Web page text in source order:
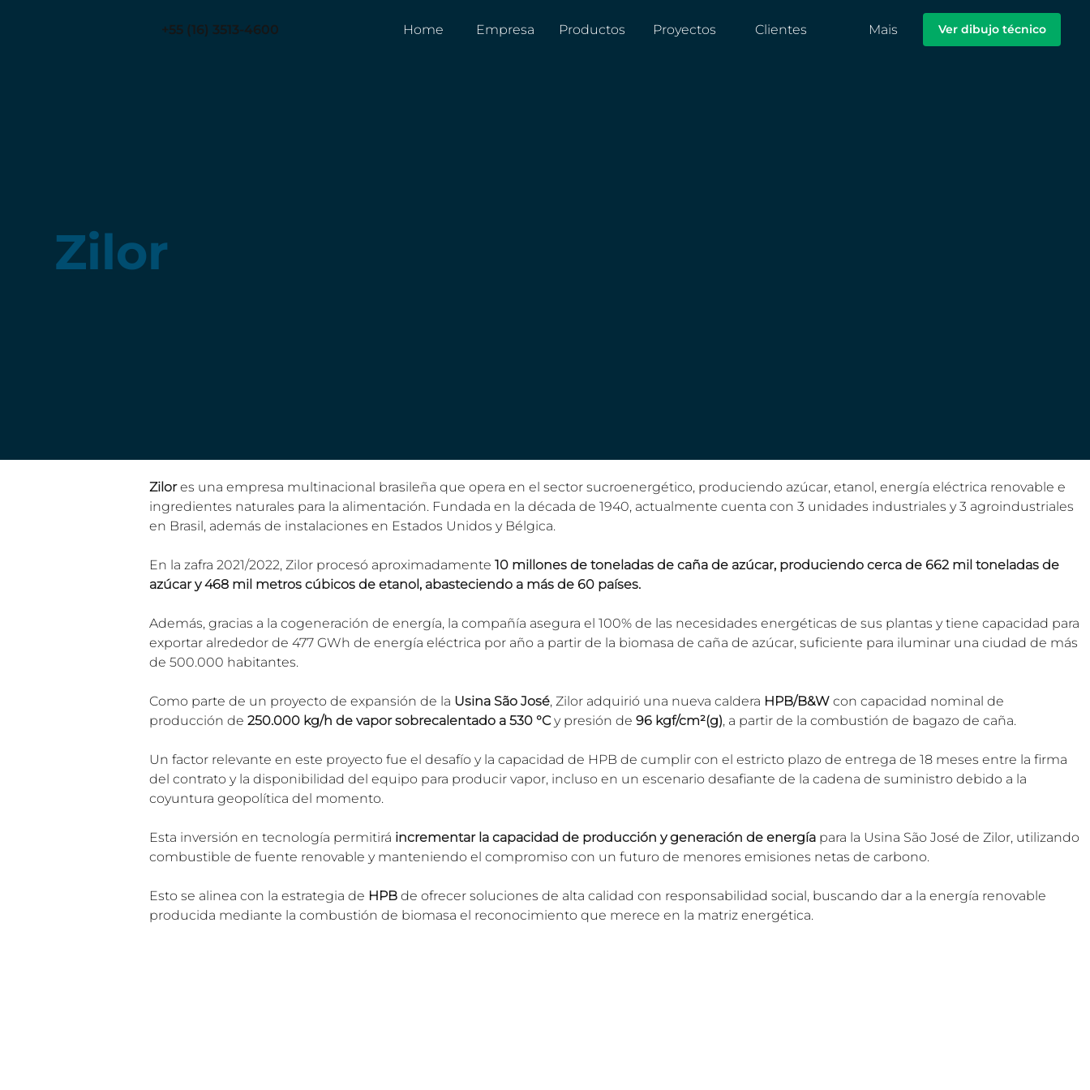
+55 (16) 3513-4600 Home Empresa Productos Proyectos Clientes Mais Ver dibujo técnico
Zilor
Zilor es una empresa multinacional brasileña que opera en el sector sucroenergético, produciendo azúcar, etanol, energía eléctrica renovable e
ingredientes naturales para la alimentación. Fundada en la década de 1940, actualmente cuenta con 3 unidades industriales y 3 agroindustriales
en Brasil, además de instalaciones en Estados Unidos y Bélgica.
En la zafra 2021/2022, Zilor procesó aproximadamente 10 millones de toneladas de caña de azúcar, produciendo cerca de 662 mil toneladas de
azúcar y 468 mil metros cúbicos de etanol, abasteciendo a más de 60 países.
Además, gracias a la cogeneración de energía, la compañía asegura el 100% de las necesidades energéticas de sus plantas y tiene capacidad para
exportar alrededor de 477 GWh de energía eléctrica por año a partir de la biomasa de caña de azúcar, suficiente para iluminar una ciudad de más
de 500.000 habitantes.
Como parte de un proyecto de expansión de la Usina São José, Zilor adquirió una nueva caldera HPB/B&W con capacidad nominal de
producción de 250.000 kg/h de vapor sobrecalentado a 530 °C y presión de 96 kgf/cm²(g), a partir de la combustión de bagazo de caña.
Un factor relevante en este proyecto fue el desafío y la capacidad de HPB de cumplir con el estricto plazo de entrega de 18 meses entre la firma
del contrato y la disponibilidad del equipo para producir vapor, incluso en un escenario desafiante de la cadena de suministro debido a la
coyuntura geopolítica del momento.
Esta inversión en tecnología permitirá incrementar la capacidad de producción y generación de energía para la Usina São José de Zilor, utilizando
combustible de fuente renovable y manteniendo el compromiso con un futuro de menores emisiones netas de carbono.
Esto se alinea con la estrategia de HPB de ofrecer soluciones de alta calidad con responsabilidad social, buscando dar a la energía renovable
producida mediante la combustión de biomasa el reconocimiento que merece en la matriz energética.